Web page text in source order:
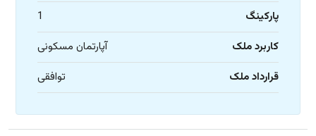
پارکینگ
1
کاربرد ملک
آپارتمان مسکونی
قرارداد ملک
توافقی